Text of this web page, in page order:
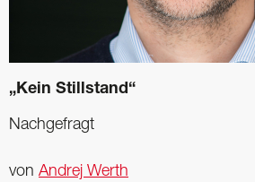
„Kein Stillstand“
Nachgefragt
von Andrej Werth